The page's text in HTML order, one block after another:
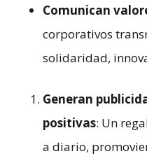
Comunican
corporativos
solidaridad,
Generan
positivas: Un
a diario,